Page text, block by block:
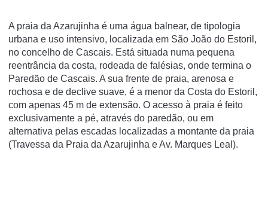
A praia da Azarujinha é uma água balnear, de tipologia
urbana e uso intensivo, localizada em São João do Estoril,
no concelho de Cascais. Está situada numa pequena
reentrância da costa, rodeada de falésias, onde termina o
Paredão de Cascais. A sua frente de praia, arenosa e
rochosa e de declive suave, é a menor da Costa do Estoril,
com apenas 45 m de extensão. O acesso à praia é feito
exclusivamente a pé, através do paredão, ou em
alternativa pelas escadas localizadas a montante da praia
(Travessa da Praia da Azarujinha e Av. Marques Leal).